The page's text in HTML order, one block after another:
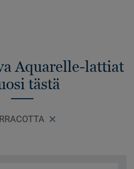
Aquarelle-lattiat
tästä